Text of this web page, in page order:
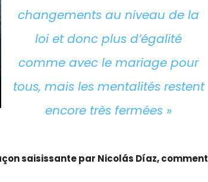
changements au niveau de la
loi et donc plus d’égalité
comme avec le mariage pour
tous, mais les mentalités restent
encore très fermées »
saisissantepar Nicolás Díaz,comment